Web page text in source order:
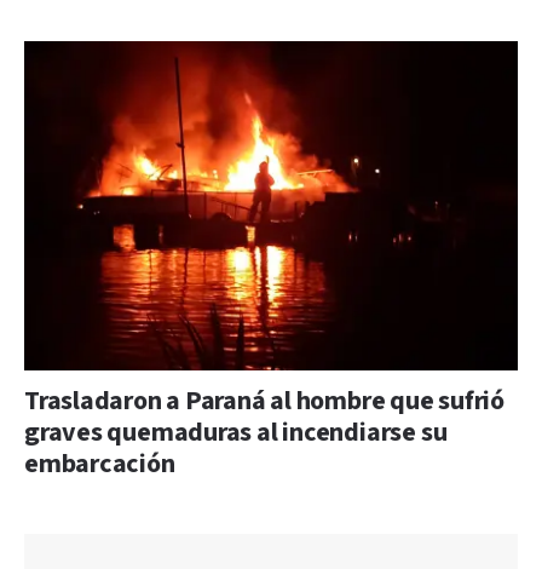
Trasladaron a Paraná al hombre que sufrió
graves quemaduras al incendiarse su
embarcación